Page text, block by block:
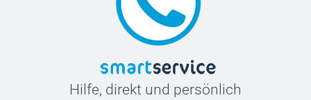
Hilfe, direkt und persönlich